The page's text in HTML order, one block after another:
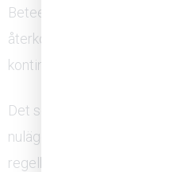
Beteendeförändring tar tid
återkommande träning,
kontinuerlig uppföljning.
Det som fungerar är att
nuläget, träning av konkreta
regelbunden uppföljning.